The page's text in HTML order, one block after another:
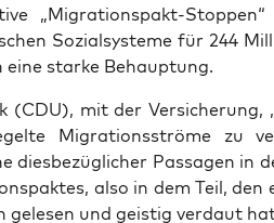
„Migra­ti­ons­pakt-
Sozi­al­sys­te­me für 244
star­ke Behauptung.
mit der Ver­si­che­rung,
Migra­ti­ons­strö­me zu
dies­be­züg­li­cher Pas­sa­gen in
also in dem Teil, den
gele­sen und geis­tig ver­daut